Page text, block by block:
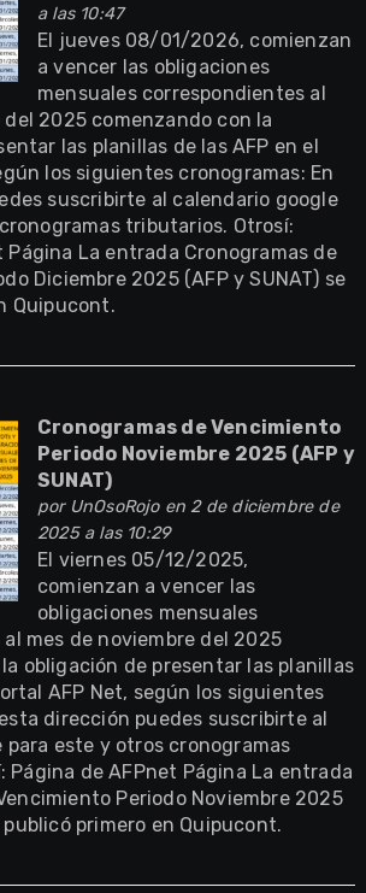
a las 10:47
El jueves 08/01/2026, comienzan
a vencer las obligaciones
mensuales correspondientes al
2025 comenzando con la
las planillas de las AFP en el
los siguientes cronogramas: En
suscribirte al calendario google
tributarios. Otrosí:
Página La entrada Cronogramas de
Diciembre 2025 (AFP y SUNAT) se
Quipucont.
Cronogramas de Vencimiento
Periodo Noviembre 2025 (AFP y
SUNAT)
por UnOsoRojoen 2 de diciembre de
2025 a las 10:29
El viernes 05/12/2025,
comienzan a vencer las
obligaciones mensuales
mes de noviembre del 2025
obligación de presentar las planillas
AFP Net, según los siguientes
dirección puedes suscribirte al
para este y otros cronogramas
Página de AFPnet Página La entrada
Periodo Noviembre 2025
publicó primero en Quipucont.